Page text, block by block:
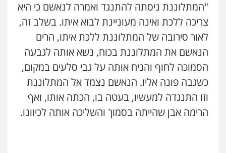
פלילי פשיעה כלכלית תעבורה
0505643689
עו"ד רעות שמחון
פלילי אסירים תעבורה
0507623810
"המתלוננת ניסתה להתנגד ואמרה לנאשם כי היא
צריכה ללכת ואינה מעוניינת לבוא איתו. בשלב זה,
לאור סירובה של המתלוננת ללכת איתו, הרים
הנאשם את המתלוננת בכוח, נשא אותה לגבעה
הסמוכה לחוף והניח אותה על גבי סלעים במקום,
כשגבה פונה אליו. הנאשם נצמד אל המתלוננת
וזו התנגדה למעשיו, בעטה בו, הכתה אותו, ואף
הרימה אבן שהייתה בסמוך והשליכה אותה לכיוונו.